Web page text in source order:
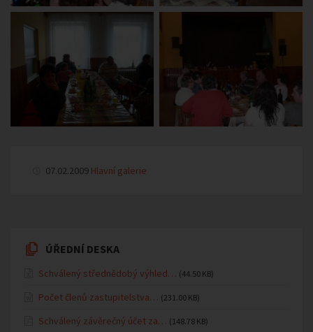
07.02.2009 Hlavní galerie
ÚŘEDNÍ DESKA
Schválený střednědobý výhled… (44.50 KB)
Počet členů zastupitelstva… (231.00 KB)
Schválený závěrečný účet za… (148.78 KB)